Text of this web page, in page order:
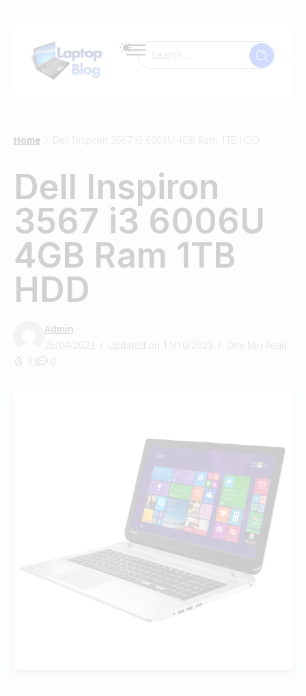
Home Dell Inspiron 3567 i3 6006U 4GB Ram 1TB HDD
Dell Inspiron
3567 i3 6006U
4GB Ram 1TB
HDD
Admin
26/04/2023
Updated on 11/10/2023
One Min Read
33
0